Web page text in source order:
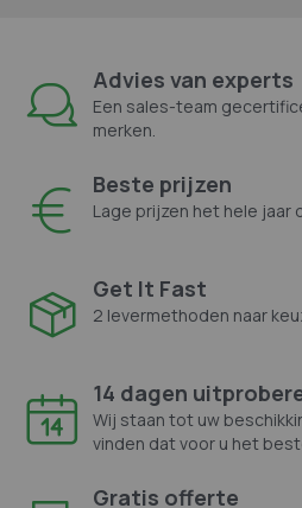
Advies van experts
Een sales-team
merken.
Beste prijzen
Lage prijzen het hele jaar
Get It Fast
2 levermethoden naar
14 dagen
Wij staan tot uw
vinden dat voor u het
Gratis offerte